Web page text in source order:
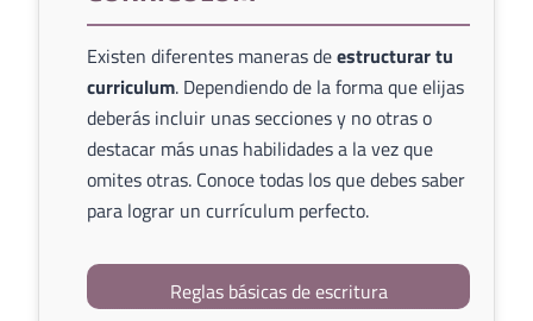
Existen diferentes maneras deestructurar tu
curriculum. Dependiendo de la forma que elijas
deberás incluir unas secciones y no otras o
destacar más unas habilidades a la vez que
omites otras. Conoce todas los que debes saber
para lograr un currículum perfecto.
Reglas básicas de escritura